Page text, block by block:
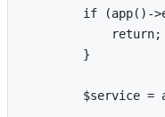
if (app()-
            return;
        }
$service =